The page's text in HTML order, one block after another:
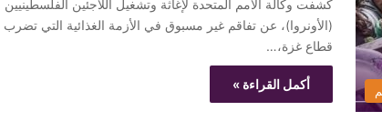
كشفت وكالة الأمم المتحدة لإغاثة وتشغيل اللاجئين الفلسطينيين
(الأونروا)، عن تفاقم غير مسبوق في الأزمة الغذائية التي تضرب
قطاع غزة،…
أكمل القراءة »